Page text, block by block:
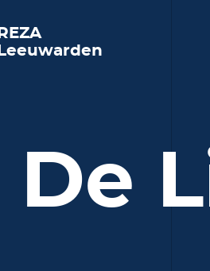
REZA
Leeuwarden
De